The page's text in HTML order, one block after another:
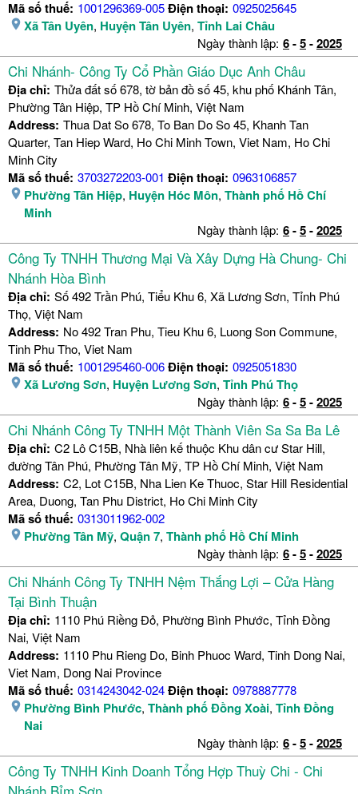
Mã số thuế: 1001296369-005Điện thoại: 0925025645
Xã Tân Uyên, Huyện Tân Uyên, Tỉnh Lai Châu
Ngày thành lập: 6-5-2025
Chi Nhánh- Công Ty Cổ Phần Giáo Dục Anh Châu
Địa chỉ: Thửa đất số 678, tờ bản đồ số 45, khu phố Khánh Tân,
Phường Tân Hiệp, TP Hồ Chí Minh, Việt Nam
Address: Thua Dat So 678, To Ban Do So 45, Khanh Tan
Quarter, Tan Hiep Ward, Ho Chi Minh Town, Viet Nam, Ho Chi
Minh City
Mã số thuế: 3703272203-001 Điện thoại: 0963106857
Phường Tân Hiệp, Huyện Hóc Môn, Thành phố Hồ Chí
Minh
Ngày thành lập: 6-5-2025
Công Ty TNHH Thương Mại Và Xây Dựng Hà Chung- Chi
Nhánh Hòa Bình
Địa chỉ: Số 492 Trần Phú, Tiểu Khu 6, Xã Lương Sơn, Tỉnh Phú
Thọ, Việt Nam
Address: No 492 Tran Phu, Tieu Khu 6, Luong Son Commune,
Tinh Phu Tho, Viet Nam
Mã số thuế: 1001295460-006Điện thoại: 0925051830
Xã Lương Sơn, Huyện Lương Sơn, Tỉnh Phú Thọ
Ngày thành lập: 6-5-2025
Chi Nhánh Công Ty TNHH Một Thành Viên Sa Sa Ba Lê
Địa chỉ: C2 Lô C15B, Nhà liên kế thuộc Khu dân cư Star Hill,
đường Tân Phú, Phường Tân Mỹ, TP Hồ Chí Minh, Việt Nam
Address: C2, Lot C15B, Nha Lien Ke Thuoc, Star Hill Residential
Area, Duong, Tan Phu District, Ho Chi Minh City
Mã số thuế: 0313011962-002
Phường Tân Mỹ, Quận 7, Thành phố Hồ Chí Minh
Ngày thành lập: 6-5-2025
Chi Nhánh Công Ty TNHH Nệm Thắng Lợi – Cửa Hàng
Tại Bình Thuận
Địa chỉ: 1110 Phú Riềng Đỏ, Phường Bình Phước, Tỉnh Đồng
Nai, Việt Nam
Address: 1110 Phu Rieng Do, Binh Phuoc Ward, Tinh Dong Nai,
Viet Nam, Dong Nai Province
Mã số thuế: 0314243042-024Điện thoại: 0978887778
Phường Bình Phước, Thành phố Đồng Xoài, Tỉnh Đồng
Nai
Ngày thành lập: 6-5-2025
Công Ty TNHH Kinh Doanh Tổng Hợp Thuỳ Chi - Chi